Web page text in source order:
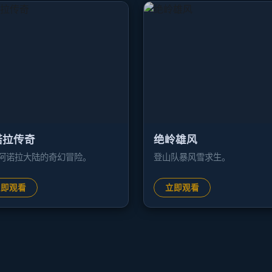
传奇
诺拉大陆的奇幻冒险。
观看
绝岭雄风
登山队暴风雪求生。
立即观看